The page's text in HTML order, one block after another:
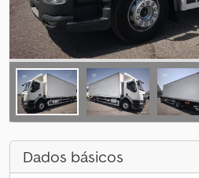
Dados básicos